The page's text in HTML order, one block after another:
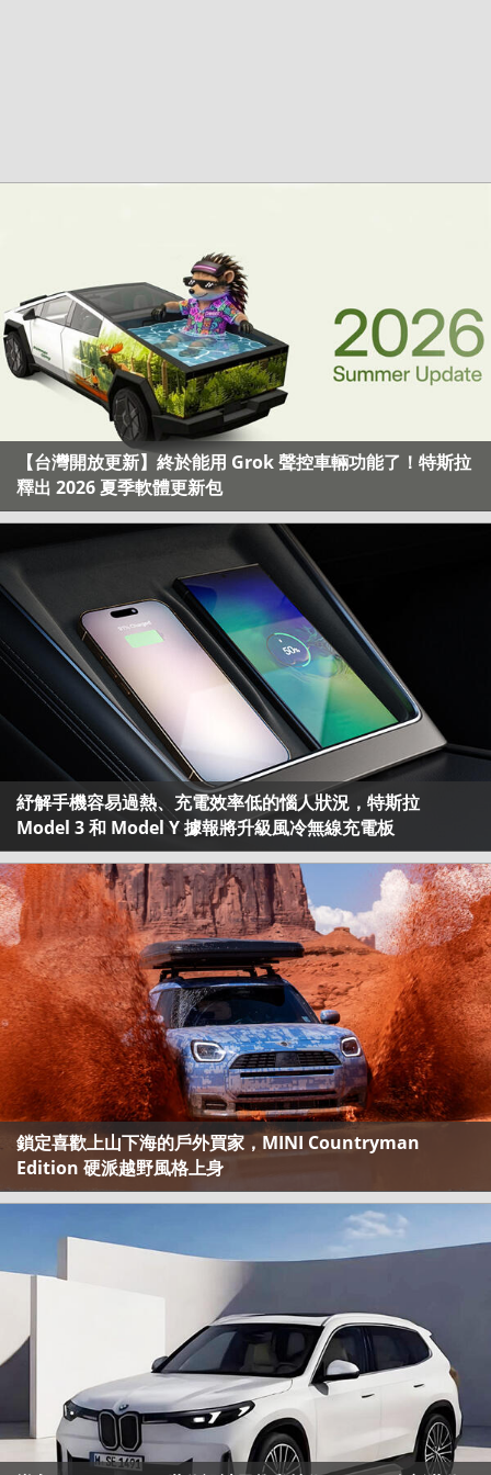
【台灣開放更新】終於能用 Grok 聲控車輛功能了！特斯拉
釋出 2026 夏季軟體更新包
紓解手機容易過熱、充電效率低的惱人狀況，特斯拉
Model 3 和 Model Y 據報將升級風冷無線充電板
鎖定喜歡上山下海的戶外買家，MINI Countryman
Edition 硬派越野風格上身